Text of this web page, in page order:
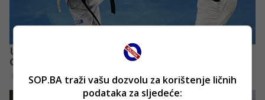
SOP.BA traži vašu dozvolu za korištenje ličnih
podataka za sljedeće: